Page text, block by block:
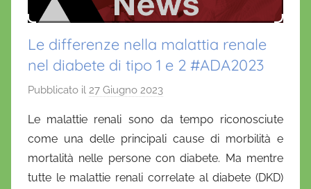
Le differenze nella malattia renale
nel diabete di tipo 1 e 2 #ADA2023
Pubblicato il 27 Giugno 2023
D
a
n
i
Le malattie renali sono da tempo riconosciute
come una delle principali cause di morbilità e
mortalità nelle persone con diabete. Ma mentre
tutte le malattie renali correlate al diabete (DKD)